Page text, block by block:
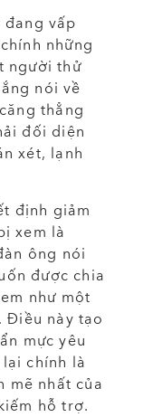
đang vấp
những
người thử
nói về
thẳng
đối diện
xét, lạnh
định giảm
xem là
ông nói
được chia
như một
Điều này tạo
mực yêu
lại chính là
mẽ nhất của
hỗ trợ.